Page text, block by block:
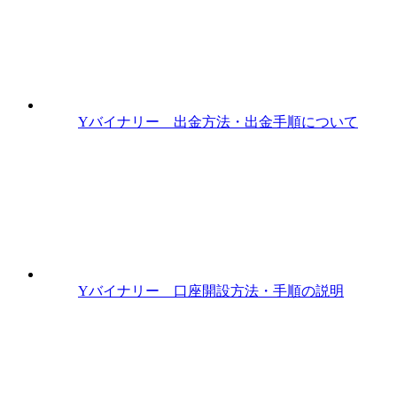
Yバイナリー 出金方法・出金手順について
Yバイナリー 口座開設方法・手順の説明